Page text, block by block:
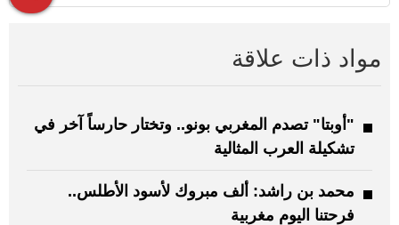
مواد ذات علاقة
"أوبتا" تصدم المغربي بونو.. وتختار حارساً آخر في
تشكيلة العرب المثالية
محمد بن راشد: ألف مبروك لأسود الأطلس..
فرحتنا اليوم مغربية